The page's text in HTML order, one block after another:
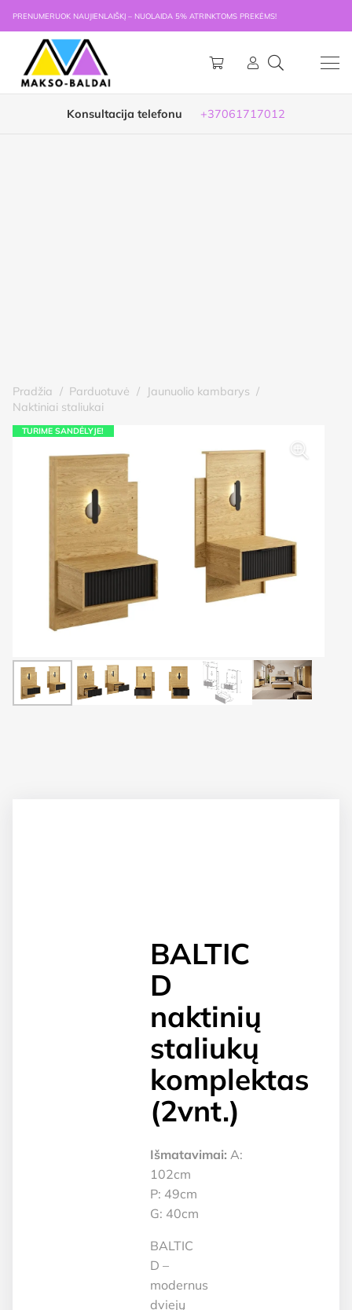
PRENUMERUOK NAUJIENLAIŠKĮ – NUOLAIDA 5% ATRINKTOMS PREKĖMS!
Konsultacija telefonu +37061717012
Pradžia / Parduotuvė / Jaunuolio kambarys /
Naktiniai staliukai
TURIME SANDĖLYJE!
BALTIC
D
naktinių
staliukų
komplektas
(2vnt.)
Išmatavimai: A:
102cm
P: 49cm
G: 40cm
BALTIC
D –
modernus
dviejų